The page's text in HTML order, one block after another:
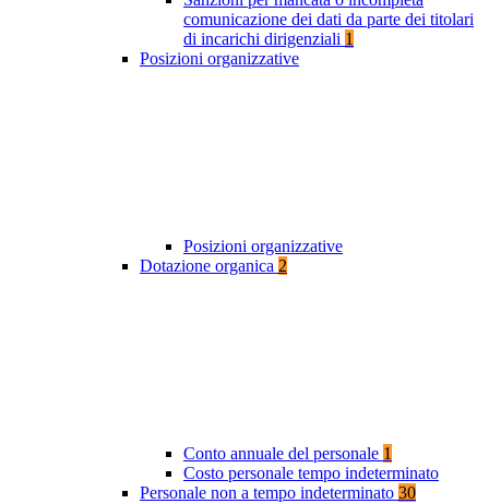
comunicazione dei dati da parte dei titolari
di incarichi dirigenziali 1
Posizioni organizzative
Posizioni organizzative
Dotazione organica 2
Conto annuale del personale 1
Costo personale tempo indeterminato
Personale non a tempo indeterminato 30